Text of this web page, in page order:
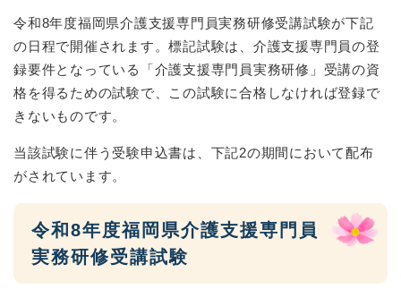
令和8年度福岡県介護支援専門員実務研修受講試験が下記
の日程で開催されます。標記試験は、介護支援専門員の登
録要件となっている「介護支援専門員実務研修」受講の資
格を得るための試験で、この試験に合格しなければ登録で
きないものです。
当該試験に伴う受験申込書は、下記2の期間において配布
がされています。
令和8年度福岡県介護支援専門員
実務研修受講試験